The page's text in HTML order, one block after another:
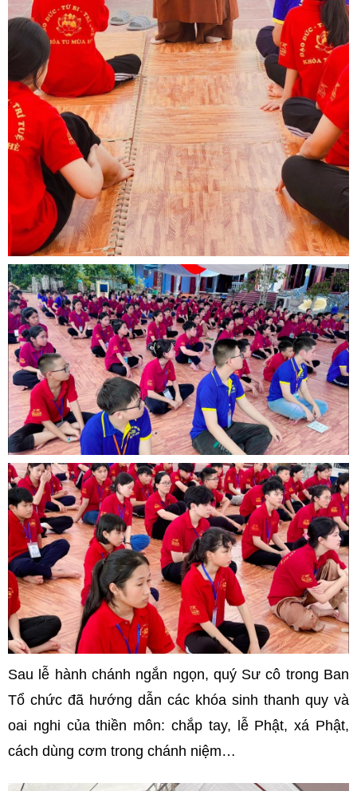
Sau lễ hành chánh ngắn ngọn, quý Sư cô trong Ban
Tổ chức đã hướng dẫn các khóa sinh thanh quy và
oai nghi của thiền môn: chắp tay, lễ Phật, xá Phật,
cách dùng cơm trong chánh niệm…